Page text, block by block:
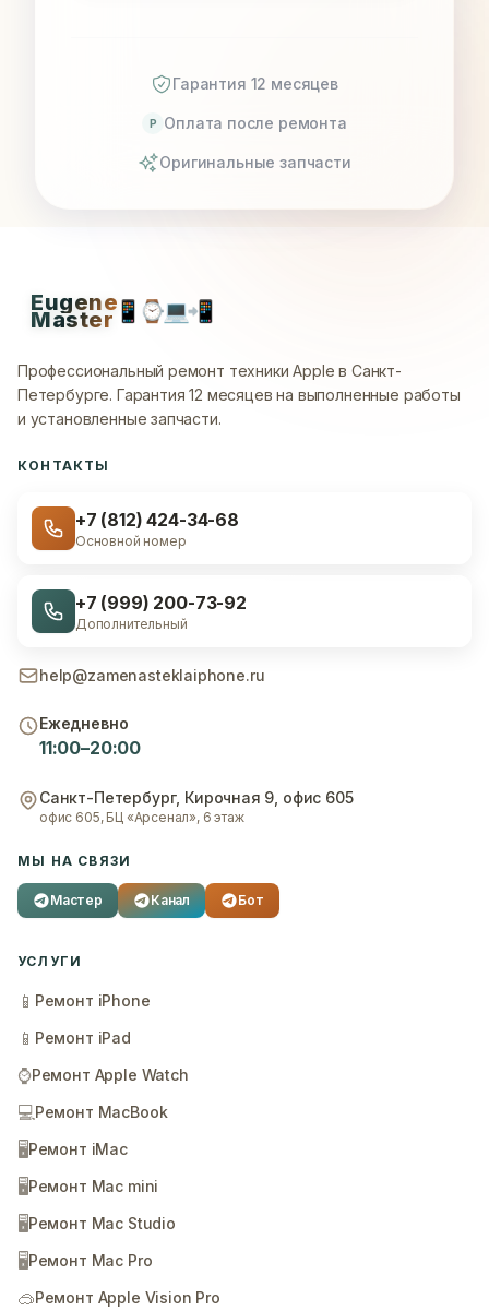
Гарантия 12 месяцев
P Оплата после ремонта
Оригинальные запчасти
Eugene
Master📱 ⌚💻📲
Профессиональный ремонт техники Apple в Санкт-
Петербурге. Гарантия 12 месяцев на выполненные работы
и установленные запчасти.
КОНТАКТЫ
+7 (812) 424-34-68
Основной номер
+7 (999) 200-73-92
Дополнительный
help@zamenasteklaiphone.ru
Ежедневно
11:00–20:00
Санкт-Петербург, Кирочная 9, офис 605
офис 605, БЦ «Арсенал», 6 этаж
МЫ НА СВЯЗИ
Мастер Канал Бот
УСЛУГИ
📱 Ремонт iPhone
📱 Ремонт iPad
⌚Ремонт Apple Watch
💻Ремонт MacBook
🖥️Ремонт iMac
🖥️Ремонт Mac mini
🖥️Ремонт Mac Studio
🖥️Ремонт Mac Pro
🥽Ремонт Apple Vision Pro